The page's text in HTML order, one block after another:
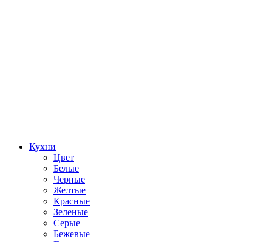
Кухни
Цвет
Белые
Черные
Желтые
Красные
Зеленые
Серые
Бежевые